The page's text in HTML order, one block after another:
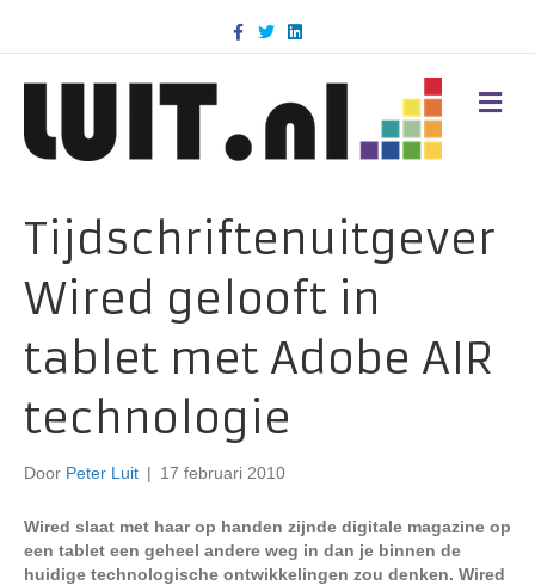
c
k
T
w
i
n
d
M
E
Tijdschriftenuitgever
Wired gelooft in
tablet met Adobe AIR
technologie
Door Peter Luit | 17 februari 2010
Wired slaat met haar op handen zijnde digitale magazine op
een tablet een geheel andere weg in dan je binnen de
huidige technologische ontwikkelingen zou denken. Wired